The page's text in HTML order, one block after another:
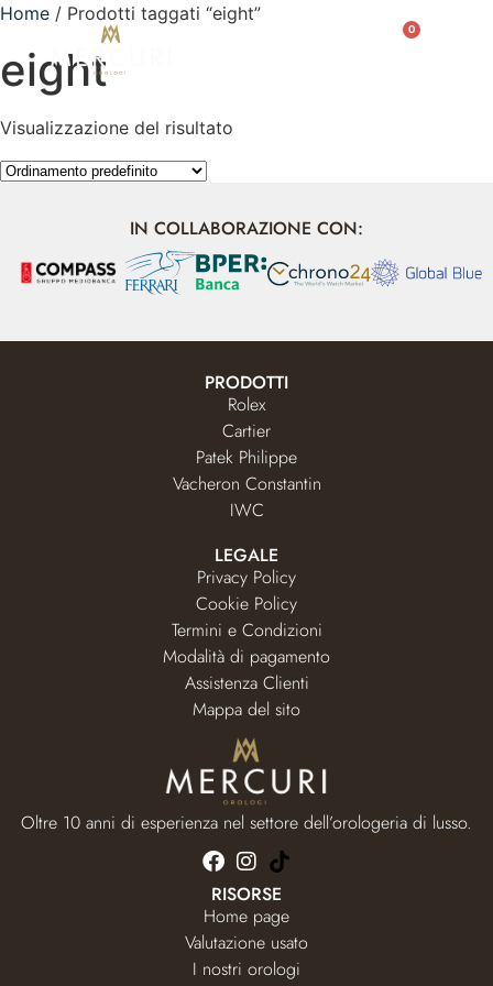
0
Home / Prodotti taggati “eight”
eight
Visualizzazione del risultato
IN COLLABORAZIONE CON:
PRODOTTI
Rolex
Cartier
Patek Philippe
Vacheron Constantin
IWC
LEGALE
Privacy Policy
Cookie Policy
Termini e Condizioni
Modalità di pagamento
Assistenza Clienti
Mappa del sito
Oltre 10 anni di esperienza nel settore dell’orologeria di lusso.
RISORSE
Home page
Valutazione usato
I nostri orologi